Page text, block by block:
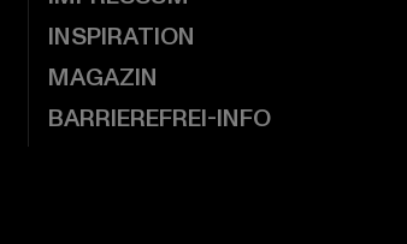
INSPIRATION
MAGAZIN
BARRIEREFREI-INFO